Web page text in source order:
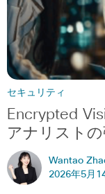
セキュリティ
Encrypted
アナリスト
Wantao
2026年5月